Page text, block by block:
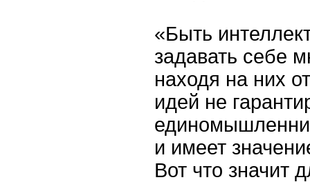
«Быть
задавать себе
находя на них
идей не
и имеет
Вот что значит